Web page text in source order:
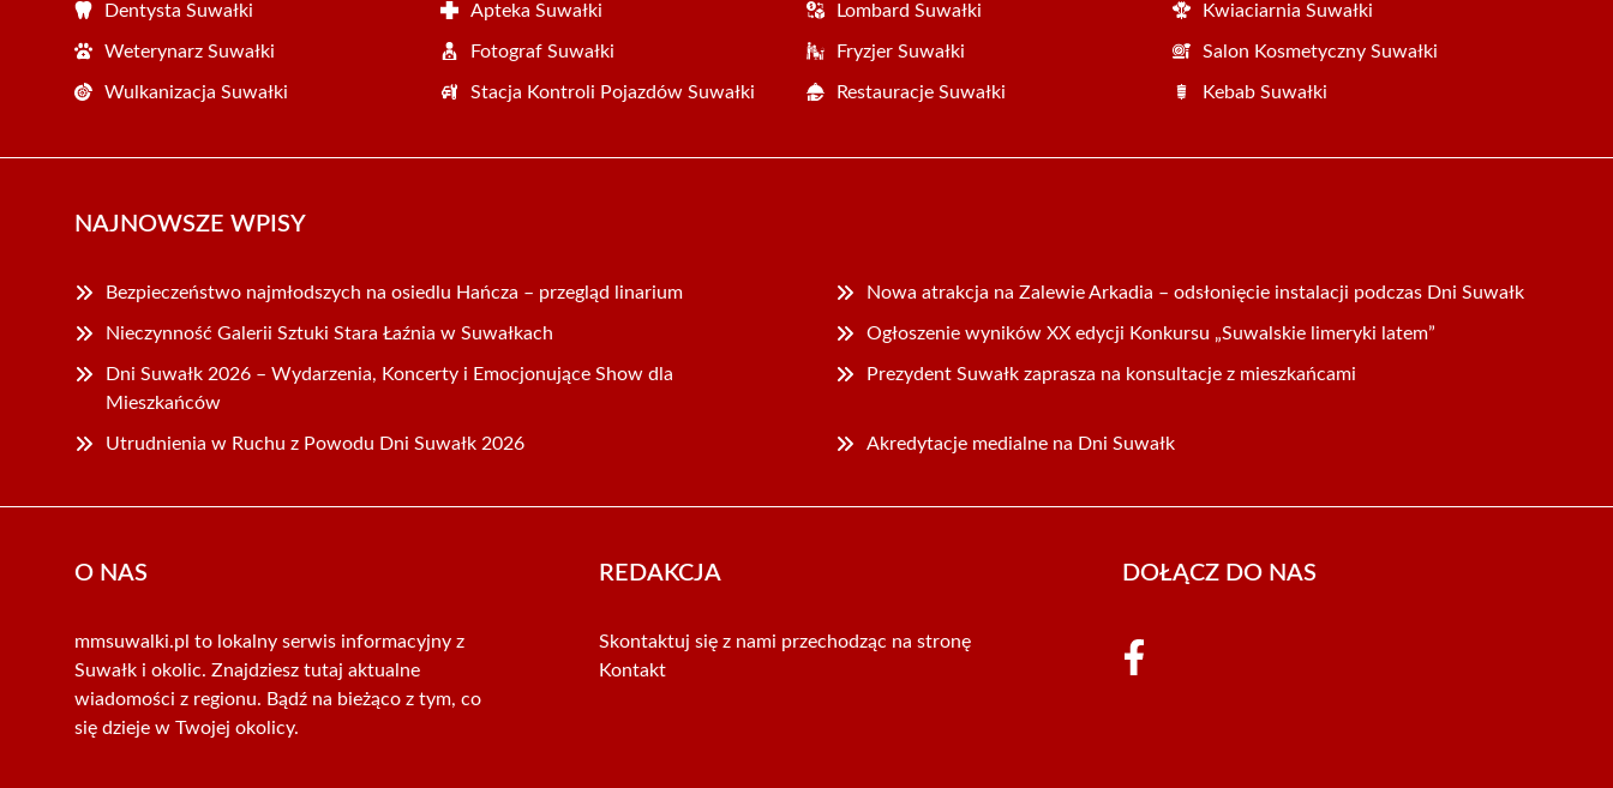
Dentysta Suwałki Apteka Suwałki Lombard Suwałki Kwiaciarnia Suwałki
Weterynarz Suwałki Fotograf Suwałki Fryzjer Suwałki Salon Kosmetyczny Suwałki
Wulkanizacja Suwałki Stacja Kontroli Pojazdów Suwałki Restauracje Suwałki Kebab Suwałki
NAJNOWSZE WPISY
Bezpieczeństwo najmłodszych na osiedlu Hańcza – przegląd linarium Nowa atrakcja na Zalewie Arkadia – odsłonięcie instalacji podczas Dni Suwałk
Nieczynność Galerii Sztuki Stara Łaźnia w Suwałkach Ogłoszenie wyników XX edycji Konkursu „Suwalskie limeryki latem”
Dni Suwałk 2026 – Wydarzenia, Koncerty i Emocjonujące Show dla
Mieszkańców
Prezydent Suwałk zaprasza na konsultacje z mieszkańcami
Utrudnienia w Ruchu z Powodu Dni Suwałk 2026 Akredytacje medialne na Dni Suwałk
O NAS
mmsuwalki.pl to lokalny serwis informacyjny z
Suwałk i okolic. Znajdziesz tutaj aktualne
wiadomości z regionu. Bądź na bieżąco z tym, co
się dzieje w Twojej okolicy.
REDAKCJA
Skontaktuj się z nami przechodząc na stronę
Kontakt
DOŁĄCZ DO NAS